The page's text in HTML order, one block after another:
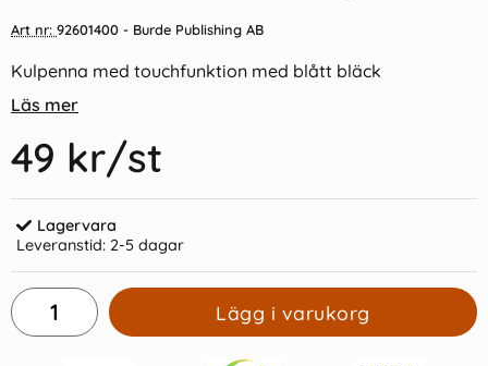
Art nr: 92601400 - Burde Publishing AB
Kulpenna med touchfunktion med blått bläck
Läs mer
49 kr/st
Lagervara
Leveranstid: 2-5 dagar
Lägg i varukorg